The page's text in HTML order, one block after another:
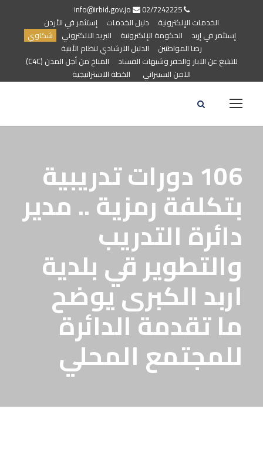
02/7242225
الخدمات الإلكترونية
دليل الخدمات
إستثمر في الأردن
إستثمر في إربد
الحكومة الإلكترونية البريد الالكتروني
شكاوي
رضا المواطنين
الدليل الارشادي لنظام الأبنية
للتبليغ عن الابار والحفر وشبهات الفساد
المناخ من أجل المدن (C4C)
الامن السيبراني
الخطة الاستراتيجية
106 دورات تدريبية
بتكلفة رمزية .. مدير
دائرة التدريب
والتطوير قي بلدية
اربد الكبرى يوضح
ما تقدمة الدائرة
للمجتمع المحلي